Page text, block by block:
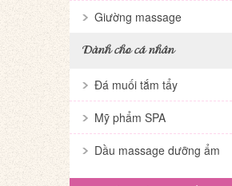
Giường massage
Dành cho cá nhân
Đá muối tắm tẩy
Mỹ phẩm SPA
Dầu massage dưỡng ẩm